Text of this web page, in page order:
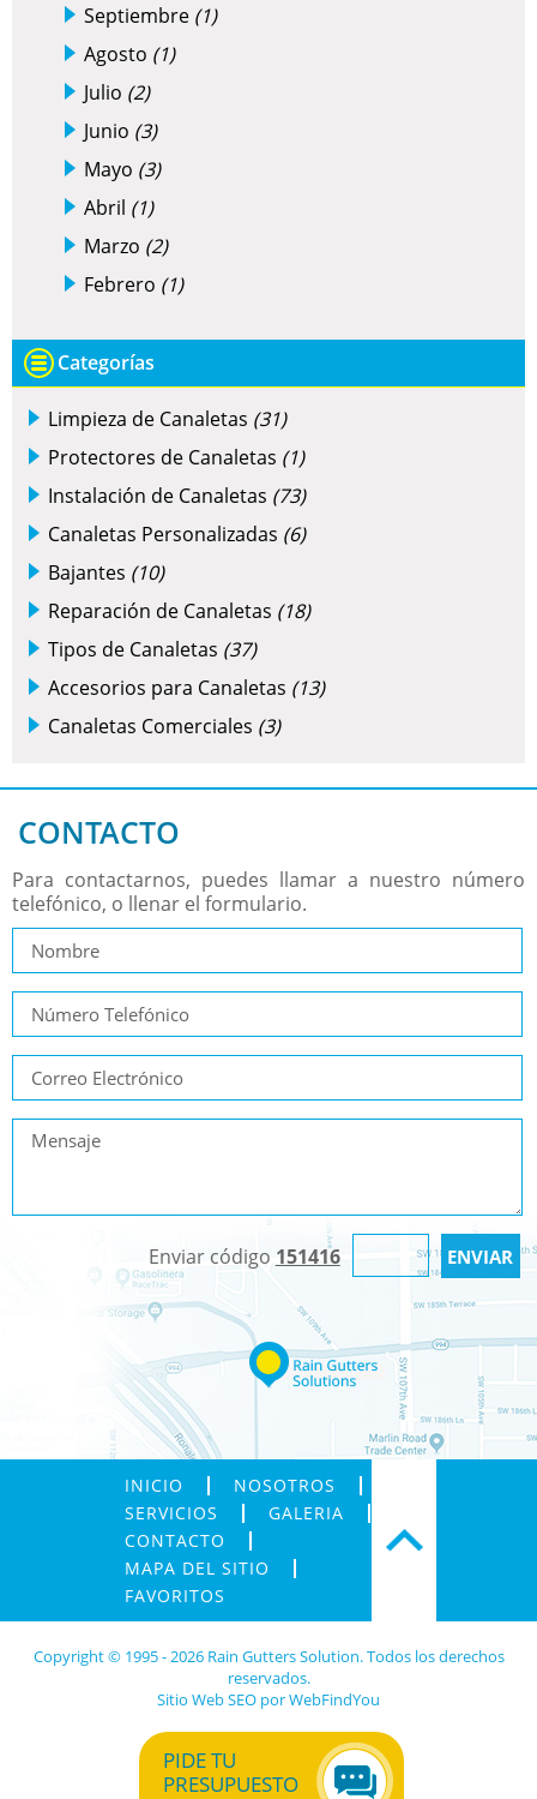
Septiembre (1)
Agosto (1)
Julio (2)
Junio (3)
Mayo (3)
Abril (1)
Marzo (2)
Febrero (1)
Categorías
Limpieza de Canaletas (31)
Protectores de Canaletas (1)
Instalación de Canaletas (73)
Canaletas Personalizadas (6)
Bajantes (10)
Reparación de Canaletas (18)
Tipos de Canaletas (37)
Accesorios para Canaletas (13)
Canaletas Comerciales (3)
PIDE TU
PRESUPUESTO
CONTACTO
Para contactarnos, puedes llamar a nuestro número
telefónico, o llenar el formulario.
Enviar código 151416
INICIO
NOSOTROS
SERVICIOS
GALERIA
CONTACTO
MAPA DEL SITIO
FAVORITOS
Copyright © 1995 - 2026 Rain Gutters Solution. Todos los derechos
reservados.
Sitio Web SEO porWebFindYou